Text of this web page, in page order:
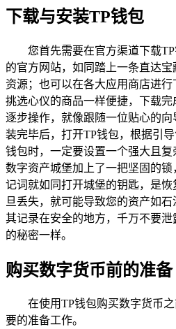
下载与安装TP钱包
您首先需要在官方渠道下载
的官方网站，如同踏上一条直达
资源；也可以在各大应用商店进
挑选心仪的商品一样便捷，下载
逐步操作，就像跟随一位贴心的
装完毕后，打开TP钱包，根据引
钱包时，一定要设置一个强大且
数字资产城堡加上了一把坚固的
记词就如同打开城堡的钥匙，是
旦丢失，就可能导致您的资产如
其记录在安全的地方，千万不要
的秘密一样。
购买数字货币前的准备
在使用TP钱包购买数字货币
要的准备工作。